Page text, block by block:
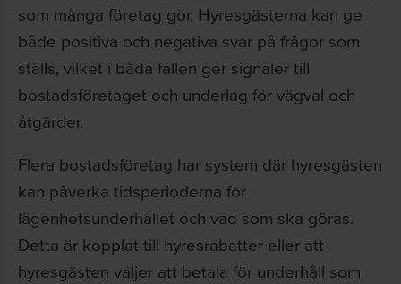
som många företag gör. Hyresgästerna kan ge
både positiva och negativa svar på frågor som
ställs, vilket i båda fallen ger signaler till
bostadsföretaget och underlag för vägval och
åtgärder.
Flera bostadsföretag har system där hyresgästen
kan påverka tidsperioderna för
lägenhetsunderhållet och vad som ska göras.
Detta är kopplat till hyresrabatter eller att
hyresgästen väljer att betala för underhåll som